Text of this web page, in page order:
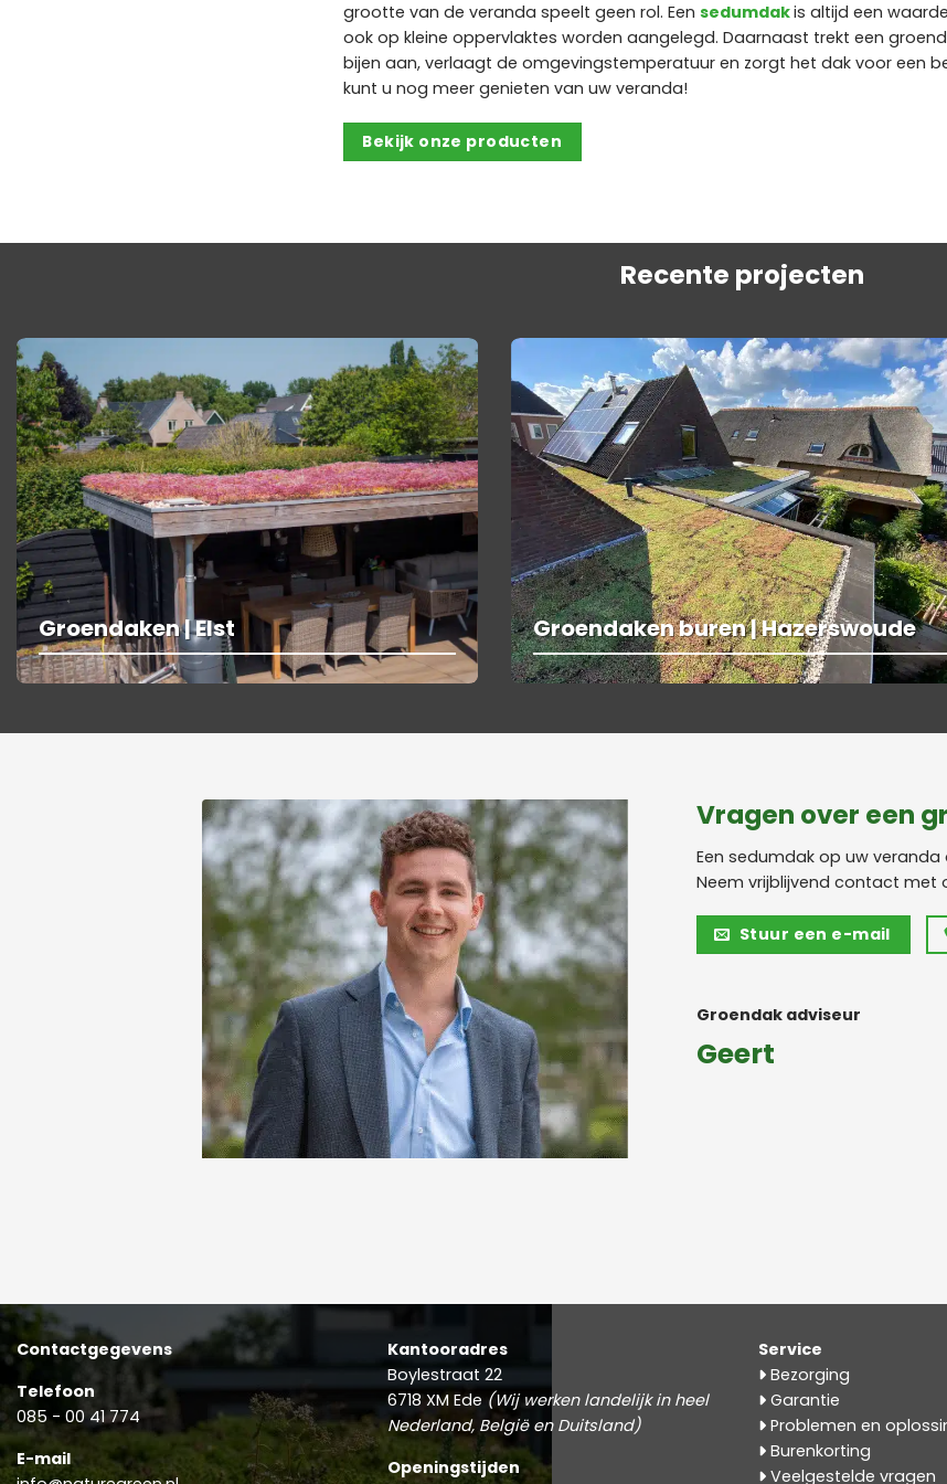
grootte van de veranda speelt geen rol. Een sedumdakis altijd een
ook op kleine oppervlaktes worden aangelegd. Daarnaast trekt een
bijen aan, verlaagt de omgevingstemperatuur en zorgt het dak voor een
kunt u nog meer genieten van uw veranda!
Bekijk onze producten
Recente projecten
Groendaken | Elst Groendaken buren | Hazerswoude
Vragen over een
Een sedumdak op uw
Neem vrijblijvend contact
Stuur een e-mail
Groendak adviseur
Geert
Contactgegevens
Telefoon
085 - 00 41 774
E-mail
Kantooradres
Boylestraat 22
6718 XM Ede (Wij werken landelijk in heel
Nederland, België en Duitsland)
Openingstijden
Service
Bezorging
Garantie
Problemen en
Burenkorting
Veelgestelde vragen